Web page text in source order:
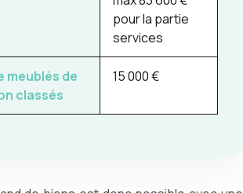
pour la partie
services
meublés de
classés
15 000 €